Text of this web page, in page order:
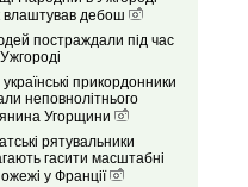
влаштував дебош
постраждали під час
українські прикордонники
неповнолітнього
Угорщини
рятувальники
гасити масштабні
у Франції